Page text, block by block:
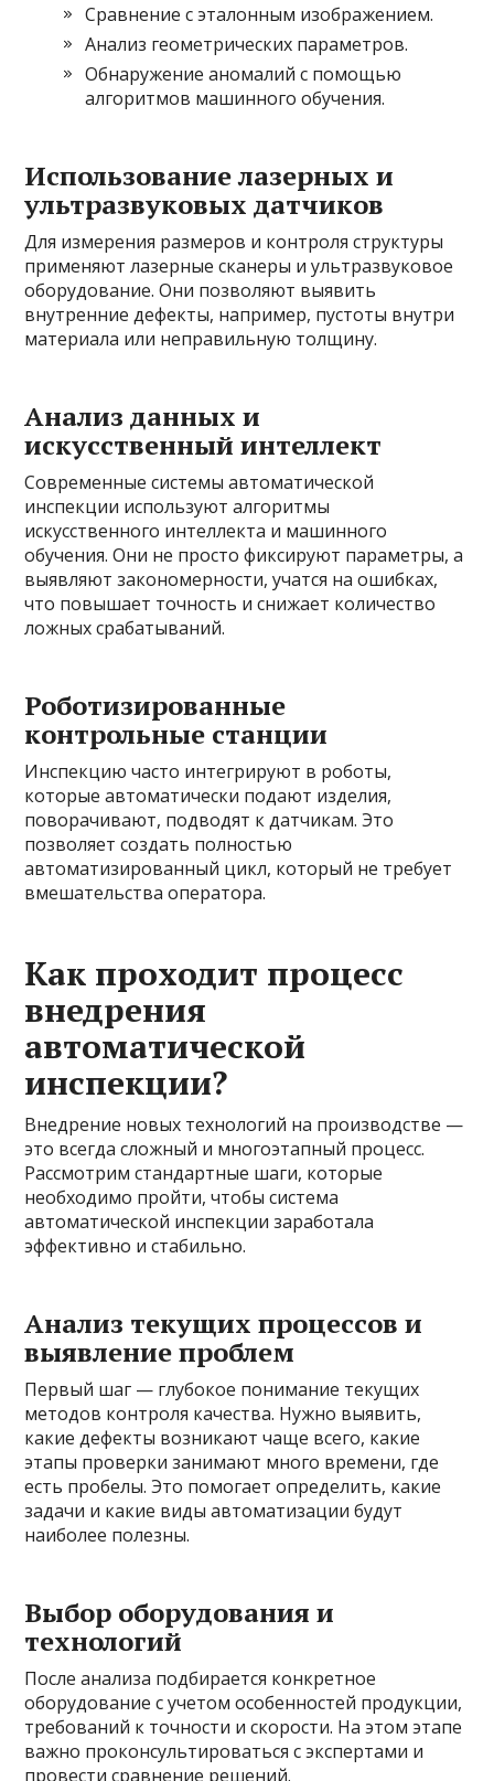
Сравнение с эталонным изображением.
Анализ геометрических параметров.
Обнаружение аномалий с помощью
алгоритмов машинного обучения.
Использование лазерных и
ультразвуковых датчиков
Для измерения размеров и контроля структуры
применяют лазерные сканеры и ультразвуковое
оборудование. Они позволяют выявить
внутренние дефекты, например, пустоты внутри
материала или неправильную толщину.
Анализ данных и
искусственный интеллект
Современные системы автоматической
инспекции используют алгоритмы
искусственного интеллекта и машинного
обучения. Они не просто фиксируют параметры, а
выявляют закономерности, учатся на ошибках,
что повышает точность и снижает количество
ложных срабатываний.
Роботизированные
контрольные станции
Инспекцию часто интегрируют в роботы,
которые автоматически подают изделия,
поворачивают, подводят к датчикам. Это
позволяет создать полностью
автоматизированный цикл, который не требует
вмешательства оператора.
Как проходит процесс
внедрения
автоматической
инспекции?
Внедрение новых технологий на производстве —
это всегда сложный и многоэтапный процесс.
Рассмотрим стандартные шаги, которые
необходимо пройти, чтобы система
автоматической инспекции заработала
эффективно и стабильно.
Анализ текущих процессов и
выявление проблем
Первый шаг — глубокое понимание текущих
методов контроля качества. Нужно выявить,
какие дефекты возникают чаще всего, какие
этапы проверки занимают много времени, где
есть пробелы. Это помогает определить, какие
задачи и какие виды автоматизации будут
наиболее полезны.
Выбор оборудования и
технологий
После анализа подбирается конкретное
оборудование с учетом особенностей продукции,
требований к точности и скорости. На этом этапе
важно проконсультироваться с экспертами и
провести сравнение решений.